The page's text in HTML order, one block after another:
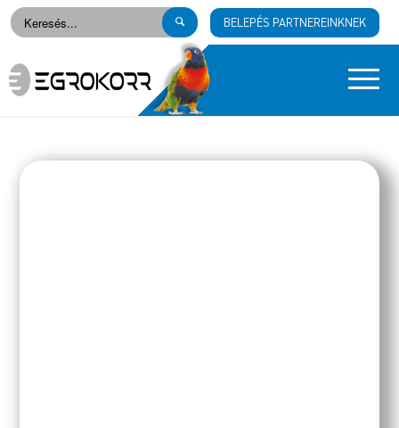
BELEPÉS PARTNEREINKNEK